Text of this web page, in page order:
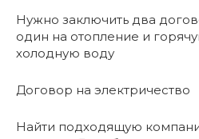
Нужно заключить два
один на отопление и
холодную воду
Договор на электричество
Найти подходящую